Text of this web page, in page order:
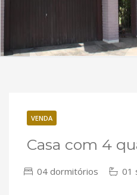
VENDA
Casa com 4
04 dormitórios 01